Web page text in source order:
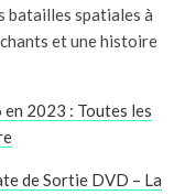
batailles spatiales à
et une histoire
2023 : Toutes les
de Sortie DVD – La